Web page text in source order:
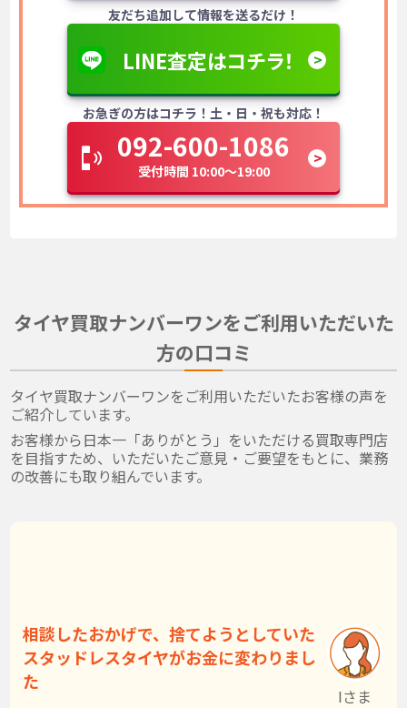
友だち追加して情報を送るだけ！
LINE査定はコチラ！
お急ぎの方はコチラ！土・日・祝も対応！
092-600-1086
受付時間 10:00～19:00
タイヤ買取ナンバーワンをご利用いただいた
方の口コミ
タイヤ買取ナンバーワンをご利用いただいたお客様の声を
ご紹介しています。
お客様から日本一「ありがとう」をいただける買取専門店
を目指すため、いただいたご意見・ご要望をもとに、業務
の改善にも取り組んでいます。
相談したおかげで、捨てようとしていた
スタッドレスタイヤがお金に変わりまし
た
Iさま